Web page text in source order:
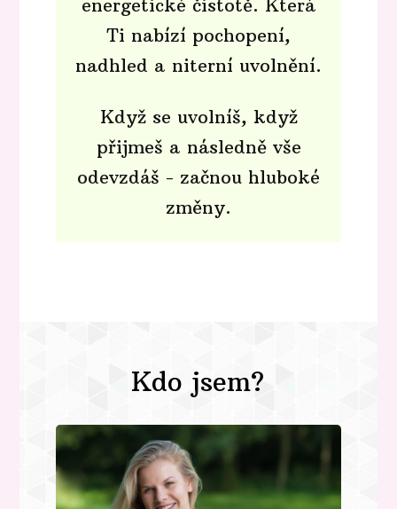
energetické čistotě. Která
Ti nabízí pochopení,
nadhled a niterní uvolnění.
Když se uvolníš, když
přijmeš a následně vše
odevzdáš - začnou hluboké
změny.
Kdo jsem?